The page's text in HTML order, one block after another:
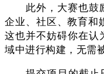
此外，大赛也鼓励
企业、社区、教育和
这也并不妨碍你在认
域中进行构建，无需